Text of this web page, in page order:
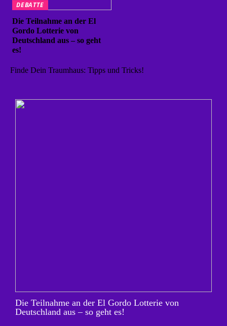
DEBATTE
Die Teilnahme an der El
Gordo Lotterie von
Deutschland aus – so geht
es!
Finde Dein Traumhaus: Tipps und Tricks!
Die Teilnahme an der El Gordo Lotterie von
Deutschland aus – so geht es!